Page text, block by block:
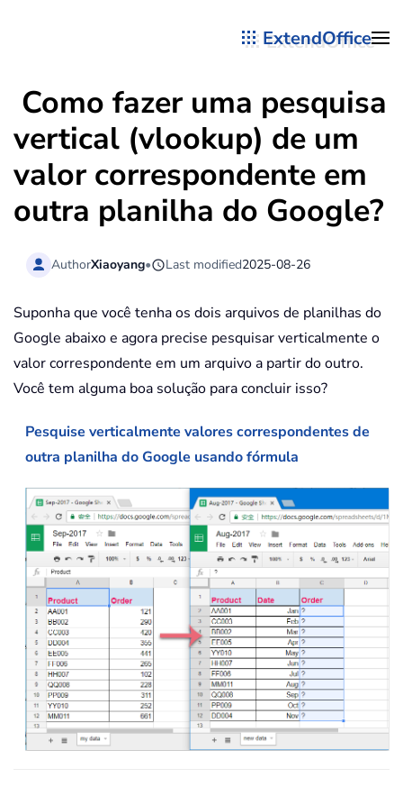
ExtendOffice
Como fazer uma pesquisa
vertical (vlookup) de um
valor correspondente em
outra planilha do Google?
AuthorXiaoyang• Last modified2025-08-26
Suponha que você tenha os dois arquivos de planilhas do
Google abaixo e agora precise pesquisar verticalmente o
valor correspondente em um arquivo a partir do outro.
Você tem alguma boa solução para concluir isso?
Pesquise verticalmente valores correspondentes de
outra planilha do Google usando fórmula